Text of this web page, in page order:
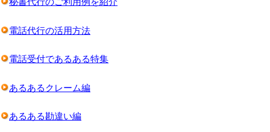
電話代行の活用方法
電話受付であるある特集
あるあるクレーム編
あるある勘違い編